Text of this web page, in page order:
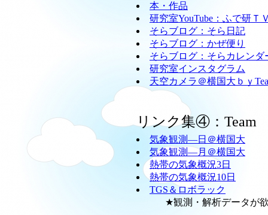
本・作品
研究室YouTube：ふで研Ｔ
そらブログ：そら日記
そらブログ：かぜ便り
そらブログ：そらカレンダ
研究室インスタグラム
天空カメラ＠横国大ｂｙ
リンク集④：
気象観測―日＠横国大
気象観測―月＠横国大
熱帯の気象概況3日
熱帯の気象概況10日
TGS＆ロボラック
★観測・解析データが欲し